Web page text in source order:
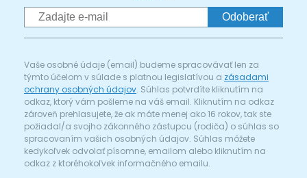
Odoberať
Vaše osobné údaje (email) budeme spracovávať len za
týmto účelom v súlade s platnou legislatívou a zásadami
ochrany osobných údajov. Súhlas potvrdíte kliknutím na
odkaz, ktorý vám pošleme na váš email. Kliknutím na odkaz
zároveň prehlasujete, že ak máte menej ako 16 rokov, tak ste
požiadal/a svojho zákonného zástupcu (rodiča) o súhlas so
spracovaním vašich osobných údajov. Súhlas môžete
kedykoľvek odvolať písomne, emailom alebo kliknutím na
odkaz z ktoréhokoľvek informačného emailu.